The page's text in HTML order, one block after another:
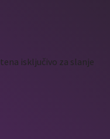
isključivo za slanje